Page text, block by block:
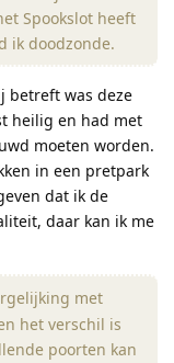
Spookslot heeft
ik doodzonde.
betreft was deze
heilig en had met
moeten worden.
in een pretpark
dat ik de
daar kan ik me
met
het verschil is
poorten kan